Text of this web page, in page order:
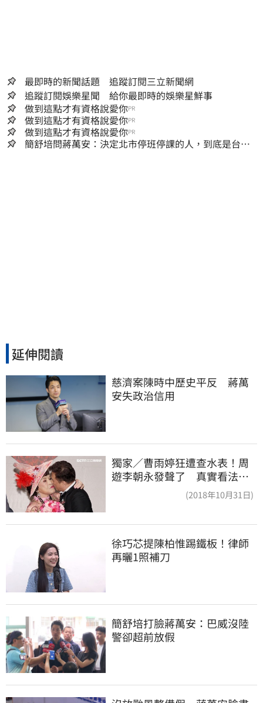
最即時的新聞話題 追蹤訂閱三立新聞網
追蹤訂閱娛樂星聞 給你最即時的娛樂星鮮事
做到這點才有資格說愛你PR
做到這點才有資格說愛你PR
做到這點才有資格說愛你PR
簡舒培問蔣萬安：決定北市停班停課的人，到底是台北
延伸閱讀
慈濟案陳時中歷史平反　蔣萬
安失政治信用
獨家／曹雨婷狂遭查水表！周
遊李朝永發聲了 真實看法曝
(2018年10月31日)
徐巧芯提陳柏惟踢鐵板！律師
再曬1照補刀
簡舒培打臉蔣萬安：巴威沒陸
警卻超前放假